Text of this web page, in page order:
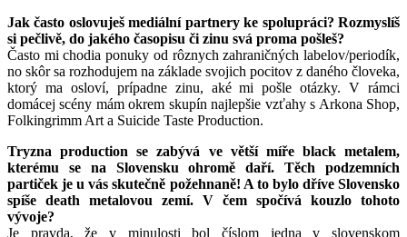
Jak často oslovuješ mediální partnery ke spolupráci? Rozmyslíš
si pečlivě, do jakého časopisu či zinu svá proma pošleš?
Často mi chodia ponuky od rôznych zahraničných labelov/periodík,
no skôr sa rozhodujem na základe svojich pocitov z daného človeka,
ktorý ma osloví, prípadne zinu, aké mi pošle otázky. V rámci
domácej scény mám okrem skupín najlepšie vzťahy s Arkona Shop,
Folkingrimm Art a Suicide Taste Production.
Tryzna production se zabývá ve větší míře black metalem,
kterému se na Slovensku ohromě daří. Těch podzemních
partiček je u vás skutečně požehnaně! A to bylo dříve Slovensko
spíše death metalovou zemí. V čem spočívá kouzlo tohoto
vývoje?
Je pravda, že v minulosti bol číslom jedna v slovenskom